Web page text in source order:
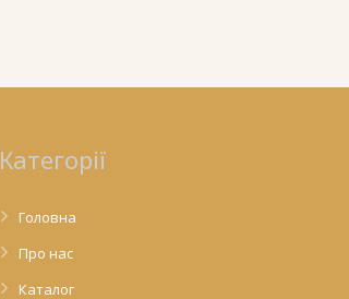
Категорії
Головна
Про нас
Каталог